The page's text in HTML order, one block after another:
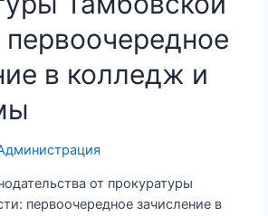
в колледж и
от прокуратуры
первоочередное зачисление в